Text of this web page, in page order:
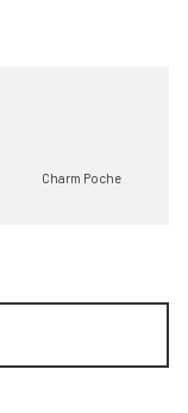
Charm Poche